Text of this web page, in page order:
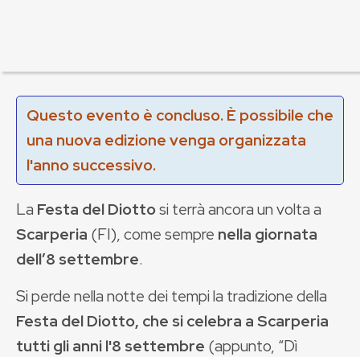
Questo evento è concluso. È possibile che
una nuova edizione venga organizzata
l'anno successivo.
La Festa del Diottosi terrà ancora un volta a
Scarperia (FI), come sempre nella giornata
dell’8 settembre.
Si perde nella notte dei tempi la tradizione della
Festa del Diotto, che si celebra a Scarperia
tutti gli anni l'8 settembre (appunto, “Dì